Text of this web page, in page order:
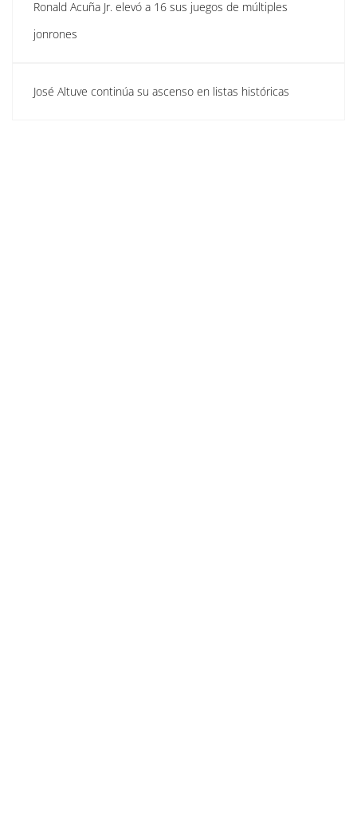
Ronald Acuña Jr. elevó a 16 sus juegos de múltiples
jonrones
José Altuve continúa su ascenso en listas históricas